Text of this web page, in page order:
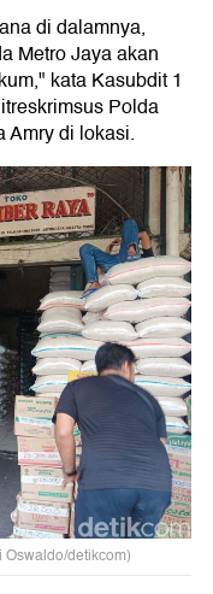
di dalamnya,
Metro Jaya akan
kata Kasubdit 1
Polda
Amry di lokasi.
detikcom)